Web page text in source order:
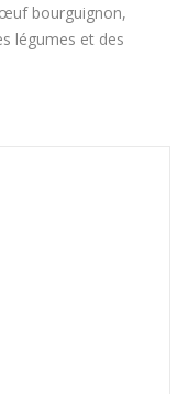
bourguignon,
légumes et des